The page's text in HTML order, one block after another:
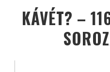
KÁVÉT? –